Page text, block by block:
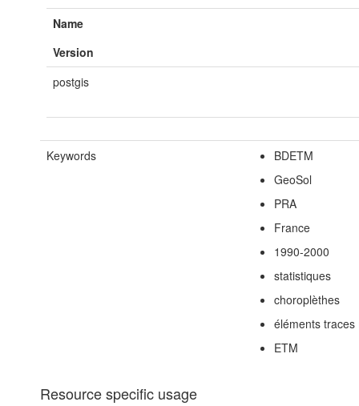
Name
Version
postgis
Keywords
BDETM
GeoSol
PRA
France
1990-2000
statistiques
choroplèthes
éléments traces
ETM
Resource specific usage